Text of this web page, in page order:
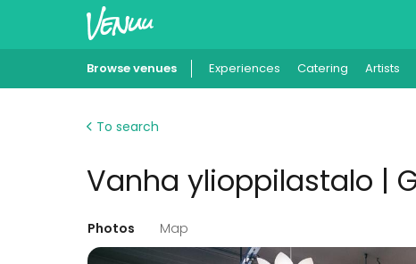
Browse venues Experiences Catering Artists
To search
Vanha ylioppilastalo |
Photos Map